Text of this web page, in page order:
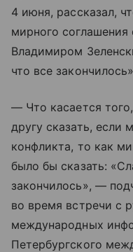
4 июня, рассказал,
мирного
Владимиром
что все
— Что касается
другу сказать, если
конфликта, то как
было бы сказать:
закончилось», —
во время встречи с
международных
Петербургского